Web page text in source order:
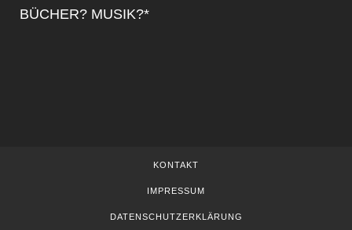
BÜCHER? MUSIK?*
KONTAKT
IMPRESSUM
DATENSCHUTZERKLÄRUNG